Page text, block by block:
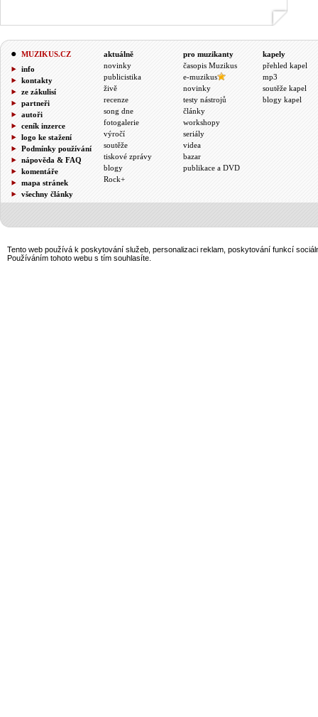
MUZIKUS.CZ
info
kontakty
ze zákulisí
partneři
autoři
ceník inzerce
logo ke stažení
Podmínky používání
nápověda & FAQ
komentáře
mapa stránek
všechny články
aktuálně
novinky
publicistika
živě
recenze
song dne
fotogalerie
výročí
soutěže
tiskové zprávy
blogy
Rock+
pro muzikanty
časopis Muzikus
e-muzikus
novinky
testy nástrojů
články
workshopy
seriály
videa
bazar
publikace a DVD
kapely
přehled kapel
mp3
soutěže kapel
blogy kapel
Tento web používá k poskytování služeb, personalizaci reklam, poskytování funkcí
Používáním tohoto webu s tím souhlasíte.